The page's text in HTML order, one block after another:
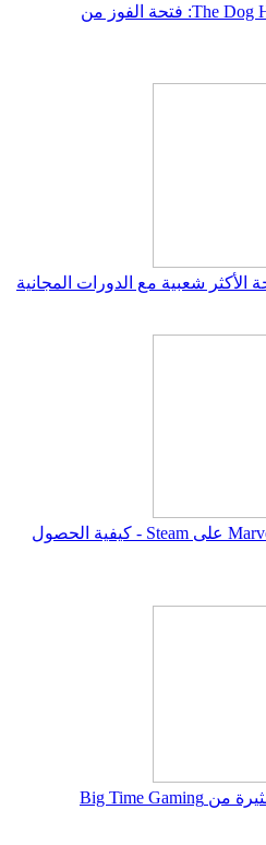
مراجعة فتحة The Dog House Megaways: فتحة الفوز من
تم طرح لعبة Marvel's Spider-Man 2 على Steam - كيفية الحصول